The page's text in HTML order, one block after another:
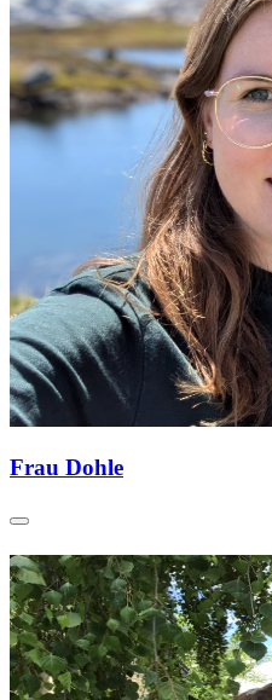
Frau Dohle